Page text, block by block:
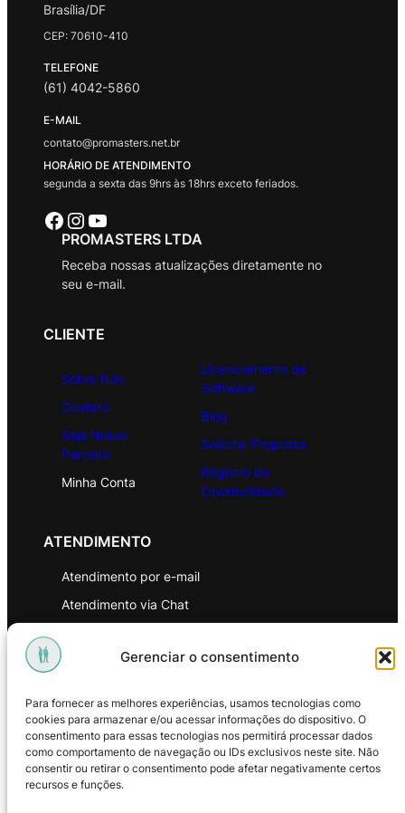
Gerenciar o consentimento
Para fornecer as melhores experiências, usamos tecnologias como
cookies para armazenar e/ou acessar informações do dispositivo. O
consentimento para essas tecnologias nos permitirá processar dados
como comportamento de navegação ou IDs exclusivos neste site. Não
consentir ou retirar o consentimento pode afetar negativamente certos
recursos e funções.
Brasília/DF
CEP: 70610-410
TELEFONE
(61) 4042-5860
E-MAIL
contato@promasters.net.br
HORÁRIO DE ATENDIMENTO
segunda a sexta das 9hrs às 18hrs exceto feriados.
Facebook Instagram Youtube
PROMASTERS LTDA
Receba nossas atualizações diretamente no
seu e-mail.
CLIENTE
Sobre Nós
Contato
Seja Nosso
Parceiro
Minha Conta
Licenciamento de
Software
Blog
Solicitar Proposta
Registro de
Oportunidade
ATENDIMENTO
Atendimento por e-mail
Atendimento via Chat
Política de Privacidade
Política de Troca e Devoluções
Política de Reembolso